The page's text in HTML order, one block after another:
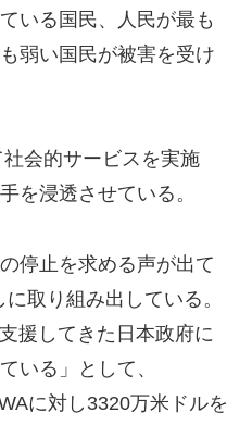
いる国民、人民が最も
弱い国民が被害を受け
会的サービスを実施
を浸透させている。
停止を求める声が出て
取り組み出している。
援してきた日本政府に
いる」として、
に対し3320万米ドルを